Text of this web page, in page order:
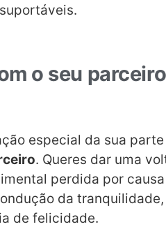
o seu
especial da sua
. Queres dar uma
perdida por
da
de felicidade.